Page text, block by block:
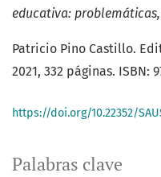
Palabras clave
educativa:
Patricio Pino Castillo.
2021, 332 páginas. ISBN:
https://doi.org/10.22352/